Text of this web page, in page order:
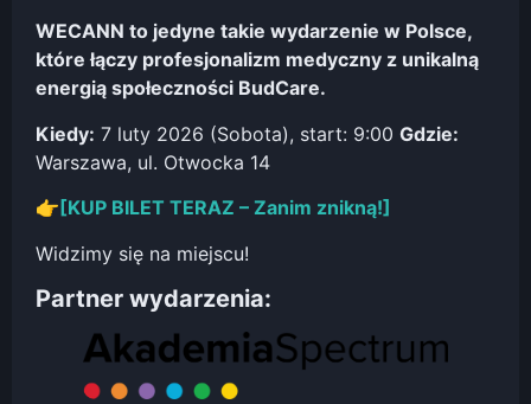
WECANN to jedyne takie wydarzenie w Polsce,
które łączy profesjonalizm medyczny z unikalną
energią społeczności BudCare.
Kiedy: 7 luty 2026 (Sobota), start: 9:00 Gdzie:
Warszawa, ul. Otwocka 14
👉 [KUP BILET TERAZ – Zanim znikną!]
Widzimy się na miejscu!
Partner wydarzenia: